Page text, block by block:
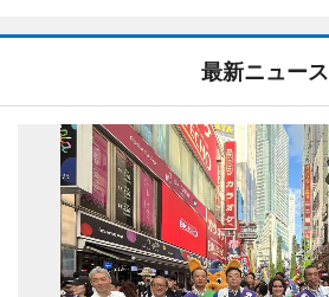
最新ニュース